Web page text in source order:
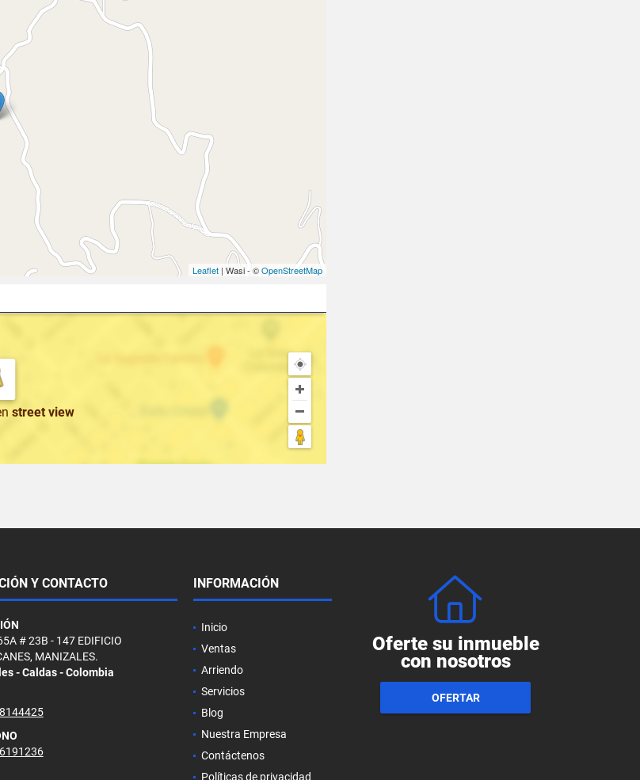
Leaflet| Wasi - ©OpenStreetMap
street view
Y CONTACTO
# 23B - 147 EDIFICIO
MANIZALES.
- Caldas - Colombia
INFORMACIÓN
Inicio
Ventas
Arriendo
Servicios
Blog
Nuestra Empresa
Contáctenos
Políticas de privacidad
Oferte su inmueble
con nosotros
OFERTAR